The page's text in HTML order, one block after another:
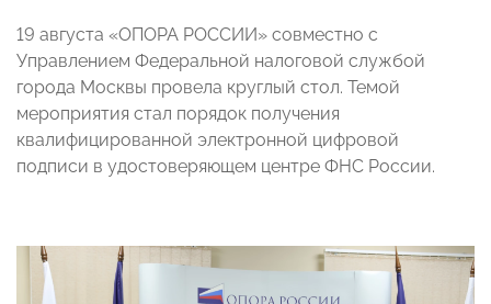
19 августа «ОПОРА РОССИИ» совместно с
Управлением Федеральной налоговой службой
города Москвы провела круглый стол. Темой
мероприятия стал порядок получения
квалифицированной электронной цифровой
подписи в удостоверяющем центре ФНС России.